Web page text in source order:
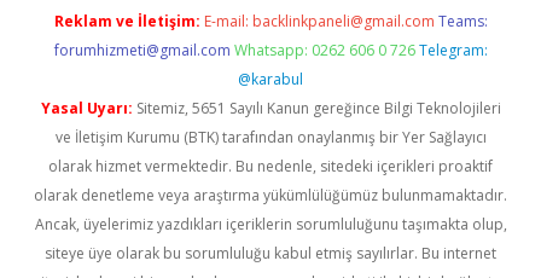
Reklam ve İletişim: E-mail: backlinkpaneli@gmail.com Teams:
forumhizmeti@gmail.com Whatsapp: 0262 606 0 726 Telegram:
@karabul
Yasal Uyarı: Sitemiz, 5651 Sayılı Kanun gereğince Bilgi Teknolojileri
ve İletişim Kurumu (BTK) tarafından onaylanmış bir Yer Sağlayıcı
olarak hizmet vermektedir. Bu nedenle, sitedeki içerikleri proaktif
olarak denetleme veya araştırma yükümlülüğümüz bulunmamaktadır.
Ancak, üyelerimiz yazdıkları içeriklerin sorumluluğunu taşımakta olup,
siteye üye olarak bu sorumluluğu kabul etmiş sayılırlar. Bu internet